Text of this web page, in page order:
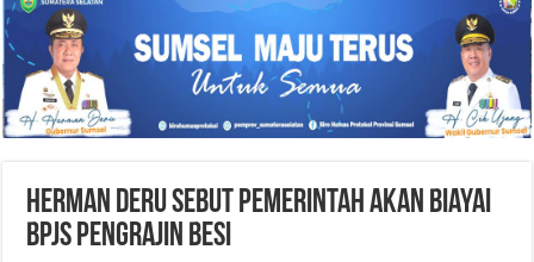
Herman Deru Sebut Pemerintah Akan Biayai
BPJS Pengrajin Besi